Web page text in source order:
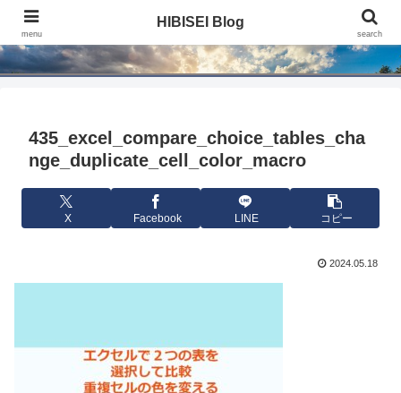
HIBISEI Blog
435_excel_compare_choice_tables_cha
nge_duplicate_cell_color_macro
X Facebook LINE コピー
2024.05.18
menu
HIBISEI Blog
search